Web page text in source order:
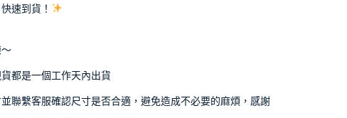
速到貨！
都是一個工作天內出貨
聯繫客服確認尺寸是否合適，避免造成不必要的麻煩，感謝